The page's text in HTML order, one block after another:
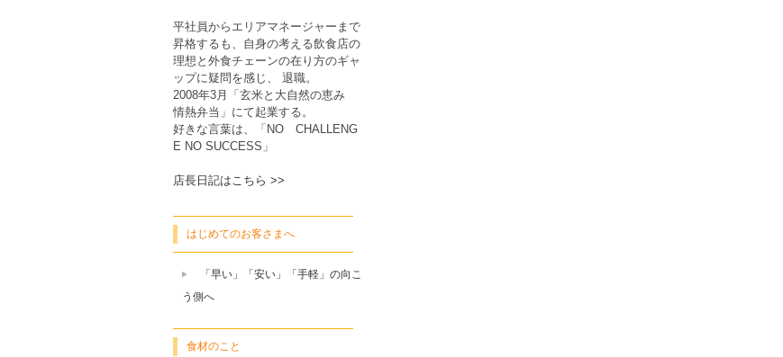
平社員からエリアマネージャーまで
昇格するも、自身の考える飲食店の
理想と外食チェーンの在り方のギャ
ップに疑問を感じ、 退職。
2008年3月「玄米と大自然の恵み
情熱弁当」にて起業する。
好きな言葉は、「NO CHALLENG
E NO SUCCESS」
店長日記はこちら >>
はじめてのお客さまへ
「早い」「安い」「手軽」の向こ
う側へ
食材のこと